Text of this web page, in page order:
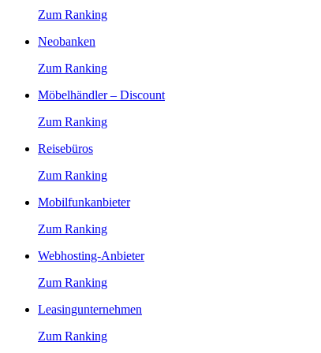
Zum Ranking
Neobanken
Zum Ranking
Möbelhändler – Discount
Zum Ranking
Reisebüros
Zum Ranking
Mobilfunkanbieter
Zum Ranking
Webhosting-Anbieter
Zum Ranking
Leasingunternehmen
Zum Ranking